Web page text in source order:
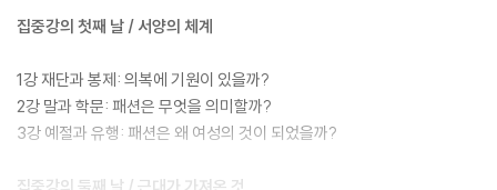
집중강의 첫째 날 / 서양의 체계
1강 재단과 봉제: 의복에 기원이 있을까?
2강 말과 학문: 패션은 무엇을 의미할까?
3강 예절과 유행: 패션은 왜 여성의 것이 되었을까?